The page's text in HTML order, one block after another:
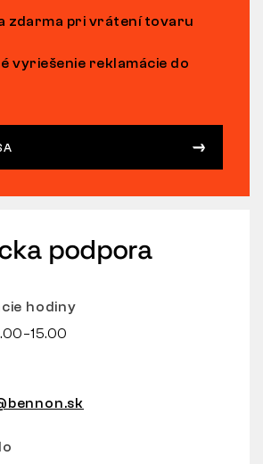
zdarma pri vrátení tovaru
vyriešenie reklamácie do
podpora
hodiny